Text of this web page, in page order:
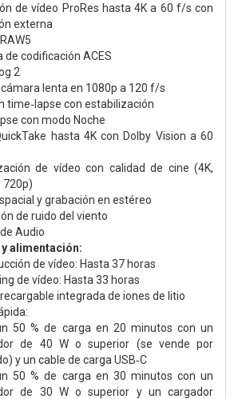
de vídeo ProRes hasta 4K a 60 f/s con
externa
de codificación ACES
2
lenta en 1080p a 120 f/s
time‑lapse con estabili­zación
con modo Noche
hasta 4K con Dolby Vision a 60
de vídeo con calidad de cine (4K,
720p)
y grabación en estéreo
de ruido del viento
Audio
y alimentación:
de vídeo: Hasta 37 horas
de vídeo: Hasta 33 horas
integrada de iones de litio
50 % de carga en 20 minutos con un
de 40 W o superior (se vende por
y un cable de carga USB‑C
50 % de carga en 30 minutos con un
de 30 W o superior y un cargador